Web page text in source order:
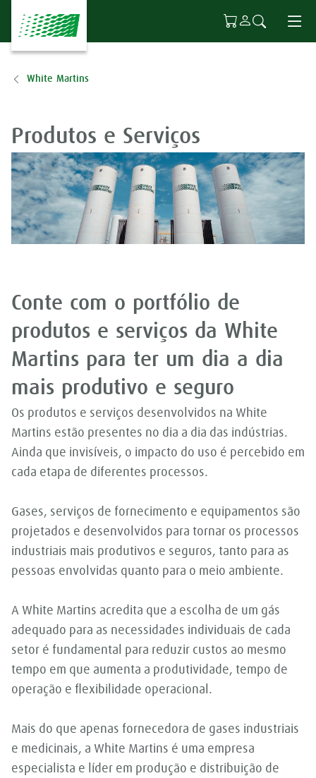
Ir para o conteúdo principal
White Martins
Produtos e Serviços
Conte com o portfólio de
produtos e serviços da White
Martins para ter um dia a dia
mais produtivo e seguro
Os produtos e serviços desenvolvidos na White
Martins estão presentes no dia a dia das indústrias.
Ainda que invisíveis, o impacto do uso é percebido em
cada etapa de diferentes processos.
Gases, serviços de fornecimento e equipamentos são
projetados e desenvolvidos para tornar os processos
industriais mais produtivos e seguros, tanto para as
pessoas envolvidas quanto para o meio ambiente.
A White Martins acredita que a escolha de um gás
adequado para as necessidades individuais de cada
setor é fundamental para reduzir custos ao mesmo
tempo em que aumenta a produtividade, tempo de
operação e flexibilidade operacional.
Mais do que apenas fornecedora de gases industriais
e medicinais, a White Martins é uma empresa
especialista e líder em produção e distribuição de